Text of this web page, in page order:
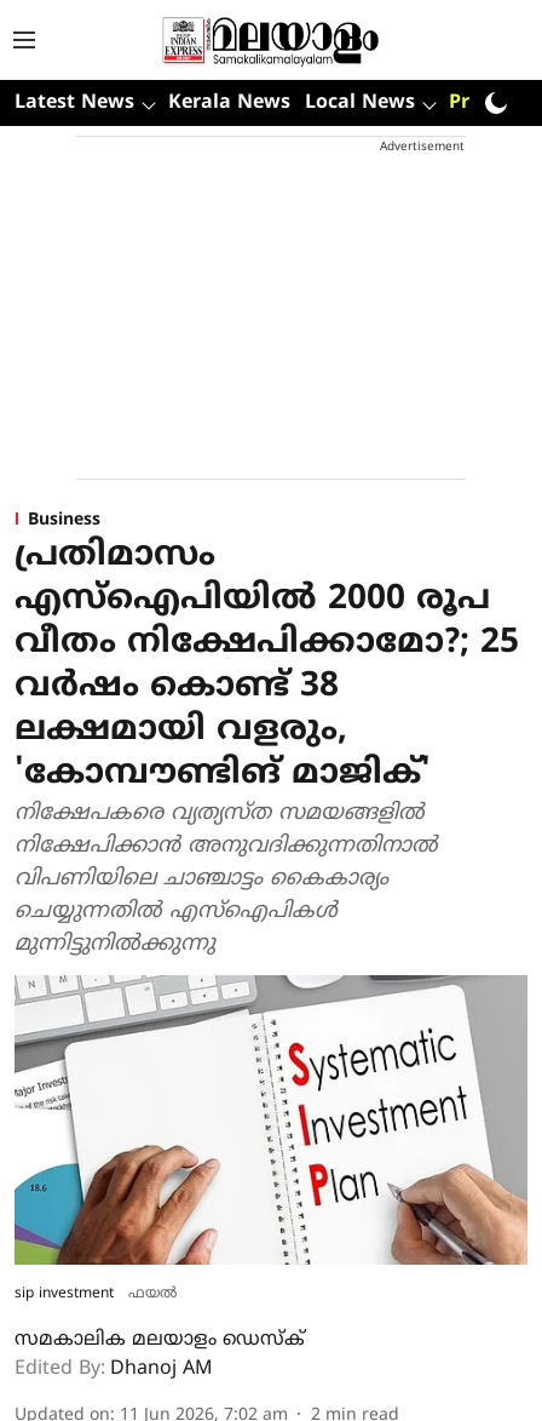
Latest News Kerala News Local News Premium
Advertisement
Business
പ്രതിമാസം
എസ്‌ഐപിയില്‍ 2000 രൂപ
വീതം നിക്ഷേപിക്കാമോ?; 25
വര്‍ഷം കൊണ്ട് 38
ലക്ഷമായി വളരും,
'കോമ്പൗണ്ടിങ് മാജിക്'
നിക്ഷേപകരെ വ്യത്യസ്ത സമയങ്ങളില്‍
നിക്ഷേപിക്കാന്‍ അനുവദിക്കുന്നതിനാല്‍
വിപണിയിലെ ചാഞ്ചാട്ടം കൈകാര്യം
ചെയ്യുന്നതില്‍ എസ്ഐപികള്‍
മുന്നിട്ടുനില്‍ക്കുന്നു
sip investment ഫയൽ
സമകാലിക മലയാളം ഡെസ്ക്
Edited By: Dhanoj AM
Updated on: 11 Jun 2026, 7:02 am 2 min read